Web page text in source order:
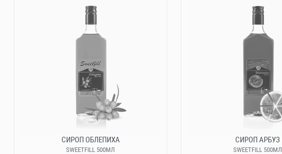
СИРОП ОБЛЕПИХА
SWEETFILL 500МЛ
СИРОП АРБУЗ
SWEETFILL 500МЛ